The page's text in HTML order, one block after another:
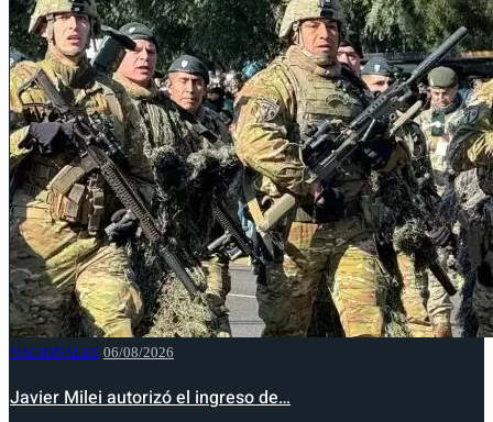
NACIONALES 06/08/2026
Javier Milei autorizó el ingreso de…